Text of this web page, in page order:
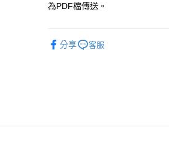
宅配
便利袋
為PDF檔傳送。
分享 客服